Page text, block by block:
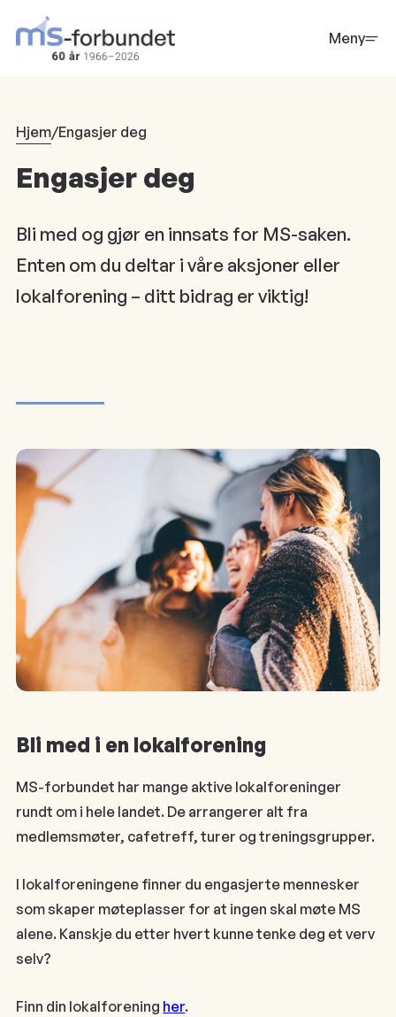
hovedinnhold
Meny
Hjem/Engasjer deg
Engasjer deg
Bli med og gjør en innsats for MS-saken.
Enten om du deltar i våre aksjoner eller
lokalforening – ditt bidrag er viktig!
Bli med i en lokalforening
MS-forbundet har mange aktive lokalforeninger
rundt om i hele landet. De arrangerer alt fra
medlemsmøter, cafetreff, turer og treningsgrupper.
I lokalforeningene finner du engasjerte mennesker
som skaper møteplasser for at ingen skal møte MS
alene. Kanskje du etter hvert kunne tenke deg et verv
selv?
Finn din lokalforening her.